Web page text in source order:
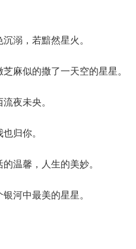
溺，若黯然星火。
麻似的撒了一天空的星星。
夜未央。
归你。
温馨，人生的美妙。
河中最美的星星。